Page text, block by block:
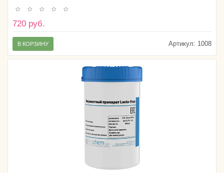
720 руб.
Артикул: 1008
В КОРЗИНУ